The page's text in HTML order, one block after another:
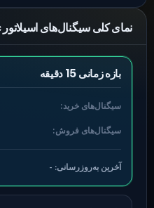
نمای کلی سیگنال‌های اسیلاتور Stochastic
بازه زمانی 15 دقیقه
سیگنال‌های خرید:
سیگنال‌های فروش:
آخرین به‌روزرسانی: -